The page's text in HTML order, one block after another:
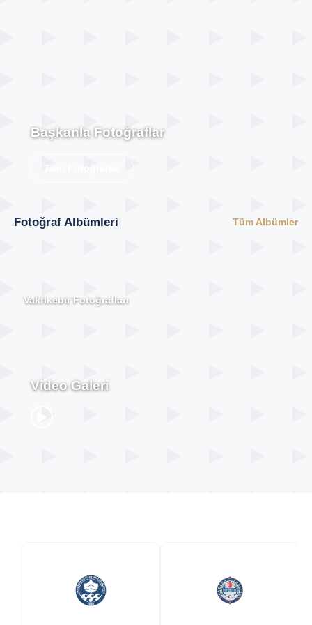
Başkanla Fotoğraflar
Fotoğraf Albümleri Tüm Albümler
Vakfıkebir Fotoğrafları
Video Galeri